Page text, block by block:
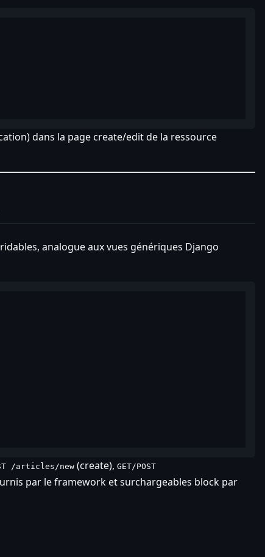
dans la page create/edit de la ressource
analogue aux vues génériques Django
/articles/new(create), GET/POST
par le framework et surchargeables block par